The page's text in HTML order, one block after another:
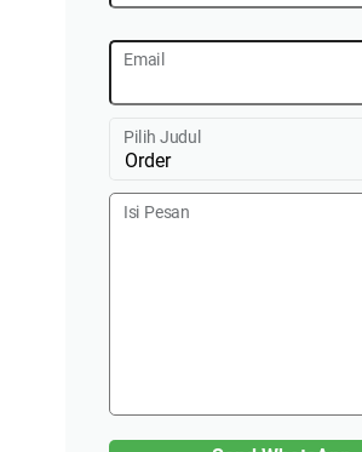
Email
Pilih Judul
Isi Pesan